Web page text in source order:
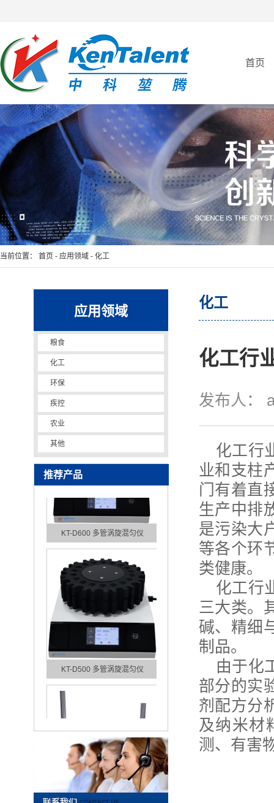
首页
当前位置： 首页 - 应用领域 - 化工
应用领域
粮食
化工
环保
疾控
农业
其他
推荐产品
全自动亲和纯化仪
全自动免疫亲和制备平台
KT-D600 多管涡旋混匀仪
KT-D500 多管涡旋混匀仪
KT-D300 多管涡旋混匀仪
化工
化工行
发布人：
化工行
业和支柱
门有着直
生产中排
是污染大
等各个环
类健康。
化工行
三大类。
碱、精细
制品。
由于化
部分的实
剂配方分
及纳米材
测、有害